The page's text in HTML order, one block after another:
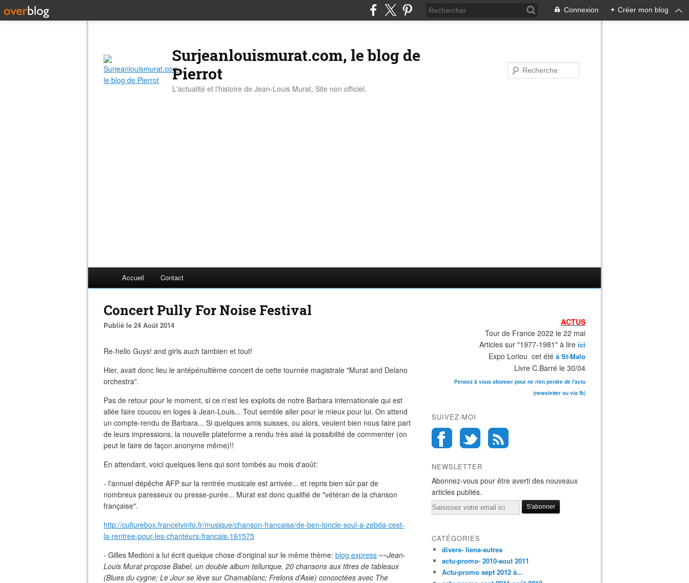
Connexion + Créer mon blog
Surjeanlouismurat.com, le blog de
Pierrot
L'actualité et l'histoire de Jean-Louis Murat, Site non officiel.
Accueil Contact
Concert Pully For Noise Festival
Publié le 24 Août 2014
Re-hello Guys! and girls auch tambien et tout!
Hier, avait donc lieu le antépénultième concert de cette tournée magistrale "Murat and Delano
orchestra".
Pas de retour pour le moment, si ce n'est les exploits de notre Barbara internationale qui est
allée faire coucou en loges à Jean-Louis... Tout semble aller pour le mieux pour lui. On attend
un compte-rendu de Barbara... Si quelques amis suisses, ou alors, veulent bien nous faire part
de leurs impressions, la nouvelle plateforme a rendu très aisé la possibilité de commenter (on
peut le faire de façon anonyme même)!!
En attendant, voici quelques liens qui sont tombés au mois d'août:
- l'annuel dépêche AFP sur la rentrée musicale est arrivée... et repris bien sûr par de
nombreux paresseux ou presse-purée... Murat est donc qualifié de "vétéran de la chanson
française".
http://culturebox.francetvinfo.fr/musique/chanson-francaise/de-ben-loncle-soul-a-zebda-cest-
la-rentree-pour-les-chanteurs-francais-161575
- Gilles Medioni a lui écrit quelque chose d'original sur le même thème: blog express ~~Jean-
Louis Murat propose Babel, un double album tellurique, 20 chansons aux titres de tableaux
(Blues du cygne; Le Jour se lève sur Chamablanc; Frelons d’Asie) concoctées avec The
ACTUS
Tour de France 2022 le 22 mai
Articles sur "1977-1981" à lire ici
Expo Loriou cet été à St-Malo
Livre C.Barré le 30/04
Pensez à vous abonner pour ne rien perdre de l'actu
(newsletter ou via fb)
SUIVEZ-MOI
NEWSLETTER
Abonnez-vous pour être averti des nouveaux
articles publiés.
Email
CATÉGORIES
divers- liens-autres
actu-promo- 2010-aout 2011
Actu-promo sept 2012 à...